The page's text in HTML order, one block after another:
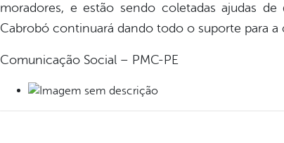
moradores, e estão sendo coletadas ajudas
Cabrobó continuará dando todo o suporte para
Comunicação Social – PMC-PE